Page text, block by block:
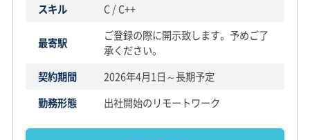
スキル C / C++
最寄駅
ご登録の際に開示致します。予めご了
承ください。
契約期間
2026年4月1日～長期予定
勤務形態
出社開始のリモートワーク